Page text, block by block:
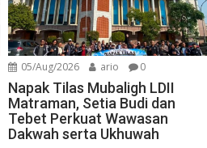
05/Aug/2026 ario 0
Napak Tilas Mubaligh LDII
Matraman, Setia Budi dan
Tebet Perkuat Wawasan
Dakwah serta Ukhuwah